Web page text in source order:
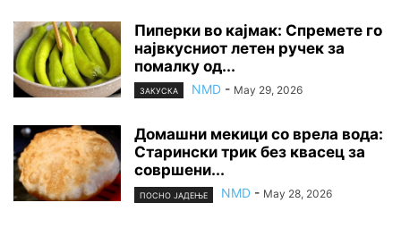
Пиперки во кајмак: Спремете го
највкусниот летен ручек за
помалку од...
ЗАКУСКА NMD - May 29, 2026
Домашни мекици со врела вода:
Старински трик без квасец за
совршени...
ПОСНО ЈАДЕЊЕ NMD - May 28, 2026